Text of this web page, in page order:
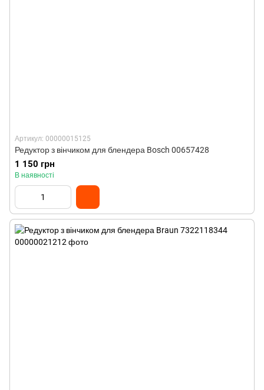
Артикул: 00000015125
Редуктор з вінчиком для блендера Bosch 00657428
1 150 грн
В наявності